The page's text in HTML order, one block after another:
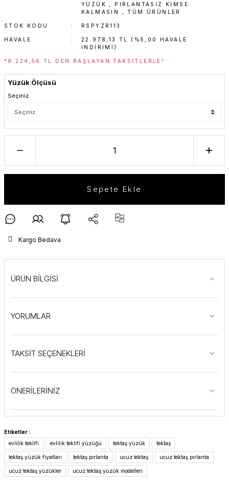
YÜZÜK
PIRLANTASIZ KIMSE
KALMASIN
,TÜM ÜRÜNLER
STOK KODU RSPYZR113
HAVALE
22.978,13 TL (%5,00 HAVALE
INDIRIMI)
*8.224,56 TL DEN BAŞLAYAN TAKSITLERLE!
Yüzük Ölçüsü
Seçiniz
Sepete Ekle
Kargo Bedava
ÜRÜN BİLGİSİ
YORUMLAR
TAKSİT SEÇENEKLERİ
ÖNERİLERİNİZ
Etiketler :
evlilik teklifi
evlilik teklifi yüzüğü tektaş yüzük tektaş
tektaş yüzük fiyatları tektaş pırlanta ucuz tektaş ucuz tektaş pırlanta
ucuz tektaş yüzükler ucuz tektaş yüzük modelleri